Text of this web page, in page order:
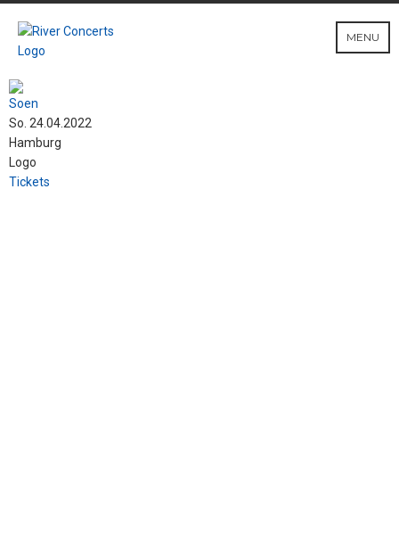
MENU
Soen
So. 24.04.2022
Hamburg
Logo
Tickets